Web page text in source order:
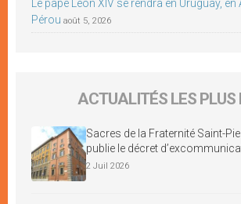
Le pape Léon XIV se rendra en Uruguay, en
Pérou août 5, 2026
ACTUALITÉS LES PLUS
Sacres de la Fraternité Saint-
publie le décret
2 Juil 2026